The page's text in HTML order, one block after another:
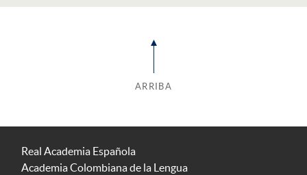
ARRIBA
Real Academia Española
Academia Colombiana de la Lengua